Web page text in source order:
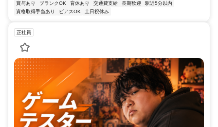
賞与あり
ブランクOK 育休あり 交通費支給 長期歓迎
駅近5分以内
資格取得手当あり
ピアスOK 土日祝休み
正社員